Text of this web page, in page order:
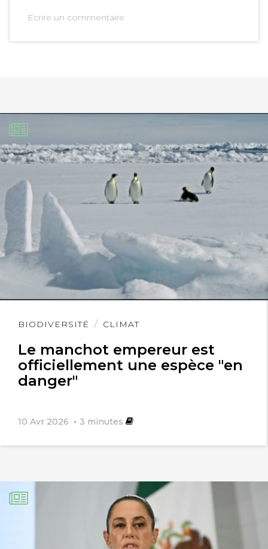
Ecrire un commentaire
BIODIVERSITÉ CLIMAT
Le manchot empereur est
officiellement une espèce "en
danger"
10 Avr 2026 3 minutes
Lire